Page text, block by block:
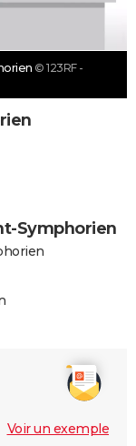
© 123RF -
Symphorien
Voir un exemple